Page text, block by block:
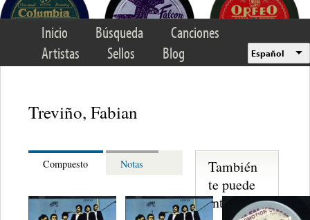
Inicio Búsqueda
Canciones
Artistas
Sellos Blog Español
Treviño, Fabian
Compuesto Notas
También
te puede
interesar...